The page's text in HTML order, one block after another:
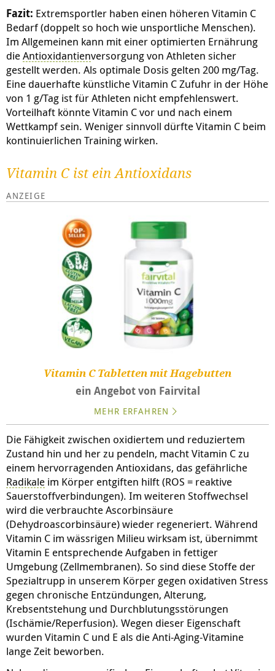
Fazit: Extremsportler haben einen höheren Vitamin C
Bedarf (doppelt so hoch wie unsportliche Menschen).
Im Allgemeinen kann mit einer optimierten Ernährung
dieAntioxidantienversorgung von Athleten sicher
gestellt werden. Als optimale Dosis gelten 200 mg/Tag.
Eine dauerhafte künstliche Vitamin C Zufuhr in der Höhe
von 1 g/Tag ist für Athleten nicht empfehlenswert.
Vorteilhaft könnte Vitamin C vor und nach einem
Wettkampf sein. Weniger sinnvoll dürfte Vitamin C beim
kontinuierlichen Training wirken.
Vitamin C ist ein Antioxidans
Vitamin C Tabletten mit Hagebutten
ein Angebot von Fairvital
MEHR ERFAHREN
Die Fähigkeit zwischen oxidiertem und reduziertem
Zustand hin und her zu pendeln, macht Vitamin C zu
einem hervorragenden Antioxidans, das gefährliche
Radikale im Körper entgiften hilft (ROS = reaktive
Sauerstoffverbindungen). Im weiteren Stoffwechsel
wird die verbrauchte Ascorbinsäure
(Dehydroascorbinsäure) wieder regeneriert. Während
Vitamin C im wässrigen Milieu wirksam ist, übernimmt
Vitamin E entsprechende Aufgaben in fettiger
Umgebung (Zellmembranen). So sind diese Stoffe der
Spezialtrupp in unserem Körper gegen oxidativen Stress
gegen chronische Entzündungen, Alterung,
Krebsentstehung und Durchblutungsstörungen
(Ischämie/Reperfusion). Wegen dieser Eigenschaft
wurden Vitamin C und E als die Anti-Aging-Vitamine
lange Zeit beworben.